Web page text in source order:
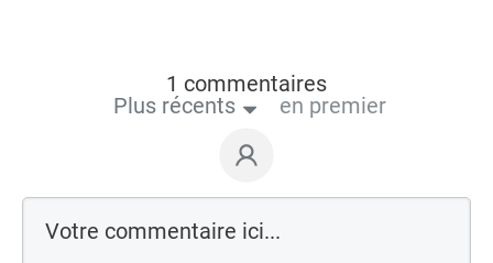
1 commentaires
Plus récents
en premier